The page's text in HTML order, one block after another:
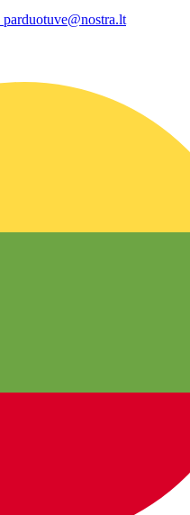
parduotuve@nostra.lt